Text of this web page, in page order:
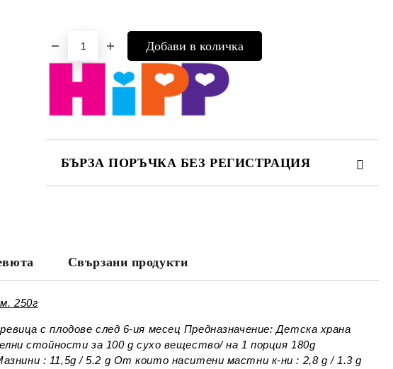
БЪРЗА ПОРЪЧКА БЕЗ РЕГИСТРАЦИЯ
Съгласен съм сПолитиката за лични
данни
Свързани продукти
250г
с плодове след 6-ия месец Предназначение: Детска храна
стойности за 100 g сухо вещество/ на 1 порция 180g
: 11,5g / 5.2 g От които наситени мастни к-ни : 2,8 g / 1.3 g